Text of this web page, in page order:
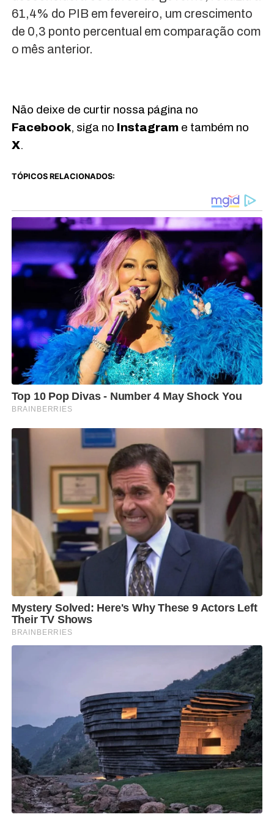
61,4% do PIB em fevereiro, um crescimento
de 0,3 ponto percentual em comparação com
o mês anterior.
Não deixe de curtir nossa página no
Facebook, siga no Instagrame também no
X.
TÓPICOS RELACIONADOS: